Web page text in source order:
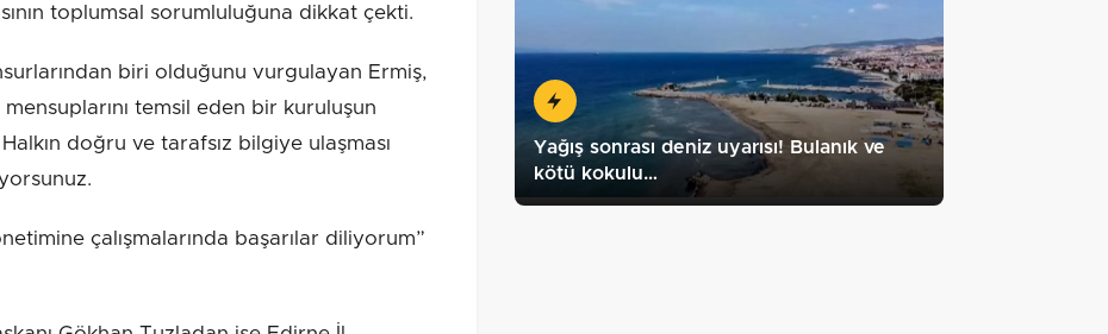
toplumsal sorumluluğuna dikkat çekti.
biri olduğunu vurgulayan Ermiş,
temsil eden bir kuruluşun
doğru ve tarafsız bilgiye ulaşması
çalışmalarında başarılar diliyorum”
Yağış sonrası deniz uyarısı! Bulanık ve
kötü kokulu…